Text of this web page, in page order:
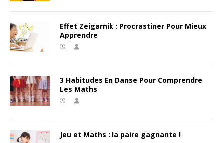
Effet Zeigarnik : Procrastiner Pour Mieux
Apprendre
3 Habitudes En Danse Pour Comprendre
Les Maths
Jeu et Maths : la paire gagnante !